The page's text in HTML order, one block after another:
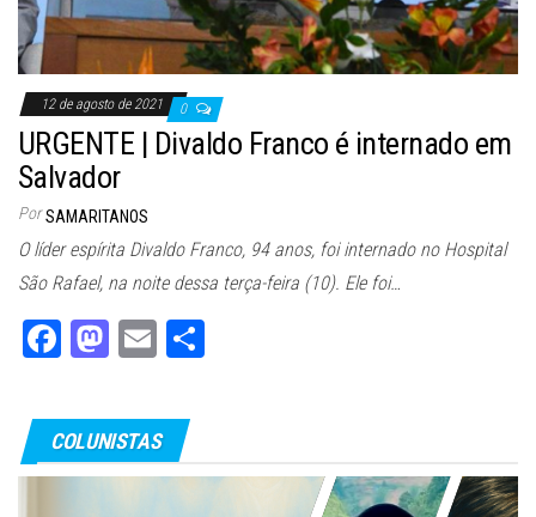
12 de agosto de 2021 0
URGENTE | Divaldo Franco é internado em
Salvador
Por SAMARITANOS
O líder espírita Divaldo Franco, 94 anos, foi internado no Hospital
São Rafael, na noite dessa terça-feira (10). Ele foi…
Fa
bo
ok
M
to
do
n
E
ail
COLUNISTAS